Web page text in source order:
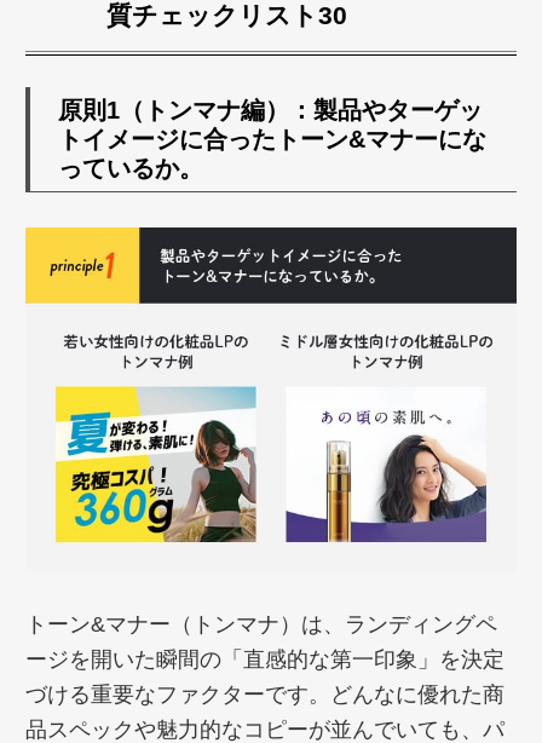
質チェックリスト30
原則1（トンマナ編）：製品やターゲッ
トイメージに合ったトーン&マナーにな
っているか。
トーン&マナー（トンマナ）は、ランディングペ
ージを開いた瞬間の「直感的な第一印象」を決定
づける重要なファクターです。どんなに優れた商
品スペックや魅力的なコピーが並んでいても、パ